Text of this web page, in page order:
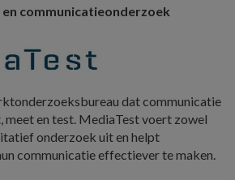
communicatieonderzoek
dat communicatie
meet en test. MediaTest voert zowel
onderzoek uit en helpt
communicatie effectiever te maken.